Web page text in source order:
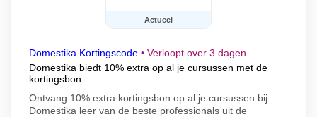
Actueel
Domestika Kortingscode • Verloopt over 3 dagen
Domestika biedt 10% extra op al je cursussen met de
kortingsbon
Ontvang 10% extra kortingsbon op al je cursussen bij
Domestika leer van de beste professionals uit de